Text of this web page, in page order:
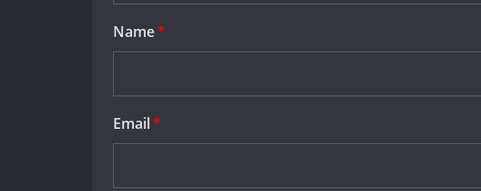
Name*
Email*